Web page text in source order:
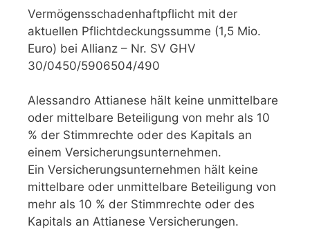
Vermögensschadenhaftpflicht mit der
aktuellen Pflichtdeckungssumme (1,5 Mio.
Euro) bei Allianz – Nr. SV GHV
30/0450/5906504/490
Alessandro Attianese hält keine unmittelbare
oder mittelbare Beteiligung von mehr als 10
% der Stimmrechte oder des Kapitals an
einem Versicherungsunternehmen.
Ein Versicherungsunternehmen hält keine
mittelbare oder unmittelbare Beteiligung von
mehr als 10 % der Stimmrechte oder des
Kapitals an Attianese Versicherungen.